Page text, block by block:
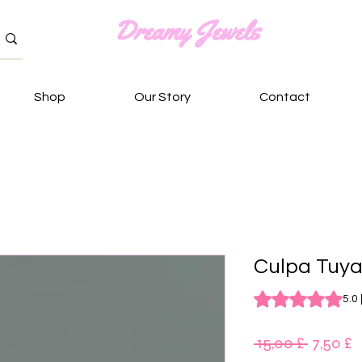
Shop Our Story Contact
Culpa
Rating is 5.0 out5.0
15,00 £ 7,50 £